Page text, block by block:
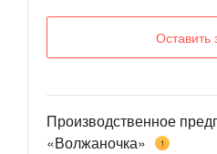
Оставить
Производственное
«Волжаночка»
1